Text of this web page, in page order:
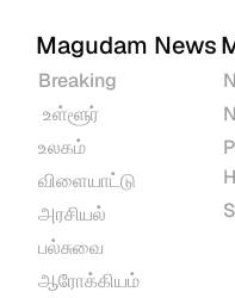
Magudam News
Breaking
உள்ளூர்
உலகம்
விளையாட்டு
அரசியல்
பல்சுவை
ஆரோக்கியம்